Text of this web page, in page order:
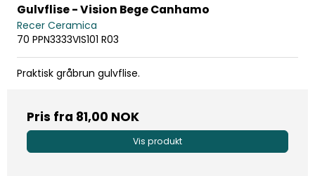
Gulvflise - Vision Bege Canhamo
Recer Ceramica
70 PPN3333VIS101 R03
Praktisk gråbrun gulvflise.
Pris fra 81,00 NOK
Vis produkt